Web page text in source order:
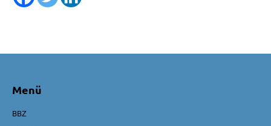
Menü
BBZ